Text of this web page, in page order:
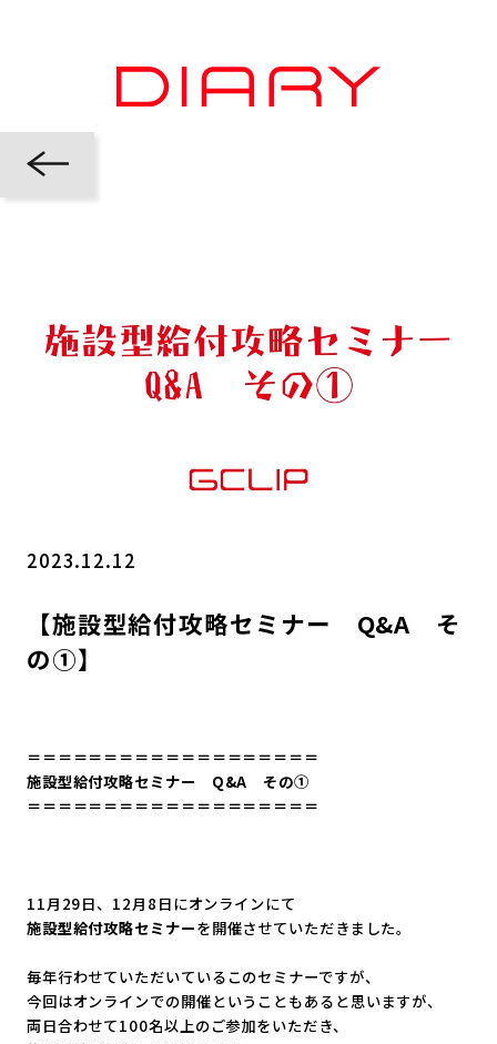
2023.12.12
【施設型給付攻略セミナー Q&A そ
の①】
＝＝＝＝＝＝＝＝＝＝＝＝＝＝＝＝＝＝＝
施設型給付攻略セミナー Q&A その①
＝＝＝＝＝＝＝＝＝＝＝＝＝＝＝＝＝＝＝
11月29日、12月8日にオンラインにて
施設型給付攻略セミナーを開催させていただきました。
毎年行わせていただいているこのセミナーですが、
今回はオンラインでの開催ということもあると思いますが、
両日合わせて100名以上のご参加をいただき、